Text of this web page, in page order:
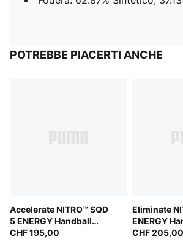
POTREBBE PIACERTI ANCHE
Accelerate NITRO™ SQD
5 ENERGY Handball
Shoes Unisex
CHF 195,00
Eliminate
ENERGY
Unisex
CHF 205,00